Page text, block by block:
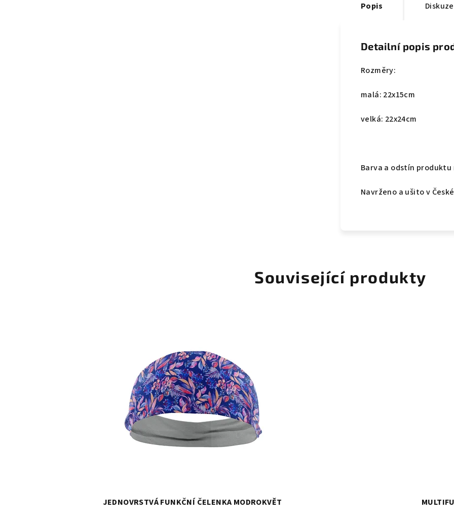
Popis Diskuze
Detailní popis
Rozměry:
malá: 22x15cm
velká: 22x24cm
Barva a odstín produktu
Navrženo a ušito v
Související produkty
JEDNOVRSTVÁ FUNKČNÍ ČELENKA MODROKVĚT